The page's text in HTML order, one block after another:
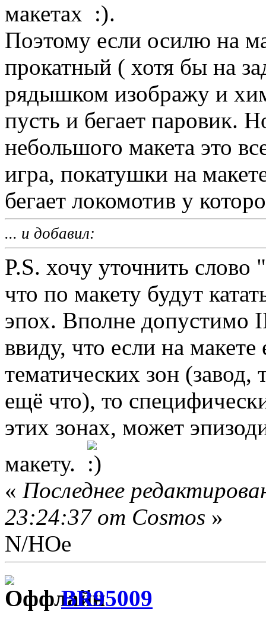
макетах
.
Поэтому если осилю на
прокатный ( хотя бы на
рядышком изображу и
пусть и бегает паровик.
небольшого макета это
игра, покатушки на
бегает локомотив у
... и добавил:
P.S. хочу уточнить слово
что по макету будут
эпох. Вполне
ввиду, что если на
тематических зон (завод,
ещё что), то
этих зонах, может
макету.
« Последнее
23:24:37 от Cosmos »
N/НОе
BR95009